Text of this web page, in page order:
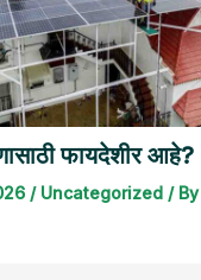
फायदेशीर आहे?
/ Uncategorized / By